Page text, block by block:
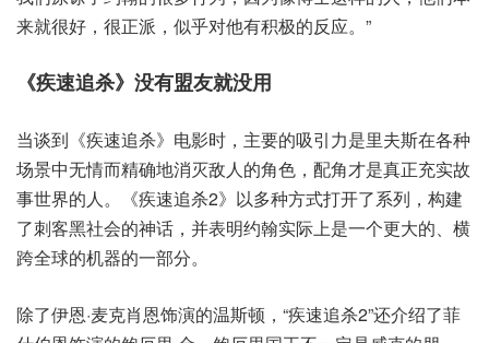
来就很好，很正派，似乎对他有积极的反应。”
《疾速追杀》没有盟友就没用
当谈到《疾速追杀》电影时，主要的吸引力是里夫斯在各种
场景中无情而精确地消灭敌人的角色，配角才是真正充实故
事世界的人。《疾速追杀2》以多种方式打开了系列，构建
了刺客黑社会的神话，并表明约翰实际上是一个更大的、横
跨全球的机器的一部分。
除了伊恩·麦克肖恩饰演的温斯顿，“疾速追杀2”还介绍了菲